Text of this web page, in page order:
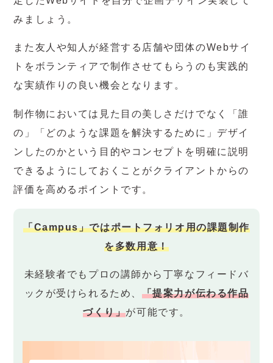
みましょう。
また友人や知人が経営する店舗や団体のWebサイ
トをボランティアで制作させてもらうのも実践的
な実績作りの良い機会となります。
制作物においては見た目の美しさだけでなく「誰
の」「どのような課題を解決するために」デザイ
ンしたのかという目的やコンセプトを明確に説明
できるようにしておくことがクライアントからの
評価を高めるポイントです。
「Campus」ではポートフォリオ用の課題制作
を多数用意！
未経験者でもプロの講師から丁寧なフィードバ
ックが受けられるため、 「提案力が伝わる作品
づくり」が可能です。